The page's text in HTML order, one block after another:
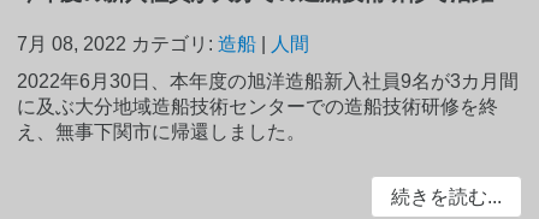
7月 08, 2022 カテゴリ:造船
人間
2022年6月30日、本年度の旭洋造船新入社員9名が3カ月間
に及ぶ大分地域造船技術センターでの造船技術研修を終
え、無事下関市に帰還しました。
続きを読む...